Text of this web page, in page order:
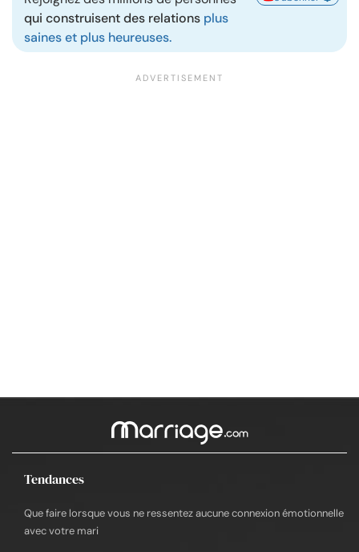
qui construisent des relations plus
saines et plus heureuses.
Tendances
Que faire lorsque vous ne ressentez aucune connexion émotionnelle
avec votre mari